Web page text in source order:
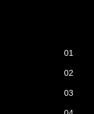
01
02
03